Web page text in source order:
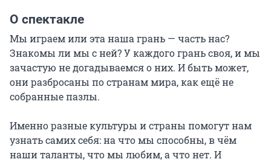
О спектакле
Мы играем или эта наша грань — часть нас?
Знакомы ли мы с ней? У каждого грань своя, и мы
зачастую не догадываемся о них. И быть может,
они разбросаны по странам мира, как ещё не
собранные пазлы.
Именно разные культуры и страны помогут нам
узнать самих себя: на что мы способны, в чём
наши таланты, что мы любим, а что нет. И